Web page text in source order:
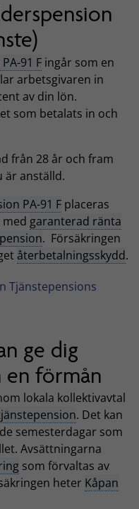
91 F ingår som en
arbetsgivaren in
av din lön.
som betalats in och
från 28 år och fram
är anställd.
PA-91 F placeras
med garanterad ränta
. Försäkringen
återbetalningsskydd.
Tjänstepensions
ge dig
en förmån
lokala kollektivavtal
. Det kan
semesterdagar som
Avsättningarna
som förvaltas av
heter Kåpan